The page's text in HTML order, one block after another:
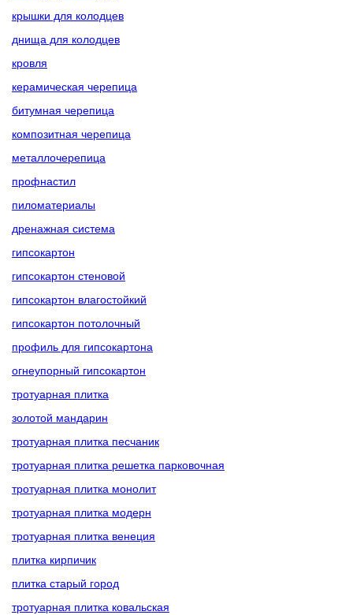
крышки для колодцев
днища для колодцев
кровля
керамическая черепица
битумная черепица
композитная черепица
металлочерепица
профнастил
пиломатериалы
дренажная система
гипсокартон
гипсокартон стеновой
гипсокартон влагостойкий
гипсокартон потолочный
профиль для гипсокартона
огнеупорный гипсокартон
тротуарная плитка
золотой мандарин
тротуарная плитка песчаник
тротуарная плитка решетка парковочная
тротуарная плитка монолит
тротуарная плитка модерн
тротуарная плитка венеция
плитка кирпичик
плитка старый город
тротуарная плитка ковальская